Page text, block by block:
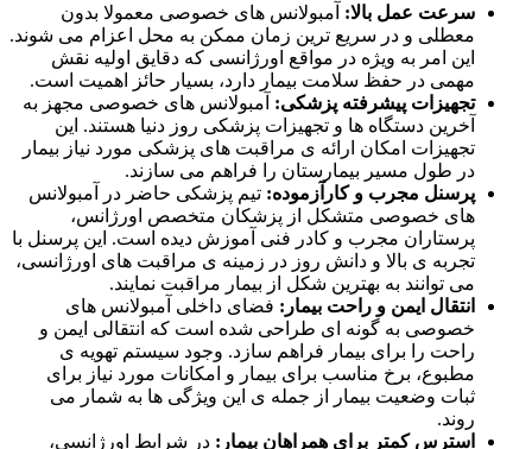
سرعت عمل بالا: آمبولانس های خصوصی معمولا بدون
معطلی و در سریع ترین زمان ممکن به محل اعزام می شوند.
این امر به ویژه در مواقع اورژانسی که دقایق اولیه نقش
مهمی در حفظ سلامت بیمار دارد، بسیار حائز اهمیت است.
تجهیزات پیشرفته پزشکی: آمبولانس های خصوصی مجهز به
آخرین دستگاه ها و تجهیزات پزشکی روز دنیا هستند. این
تجهیزات امکان ارائه ی مراقبت های پزشکی مورد نیاز بیمار
در طول مسیر بیمارستان را فراهم می سازند.
پرسنل مجرب و کارآزموده: تیم پزشکی حاضر در آمبولانس
های خصوصی متشکل از پزشکان متخصص اورژانس،
پرستاران مجرب و کادر فنی آموزش دیده است. این پرسنل با
تجربه ی بالا و دانش روز در زمینه ی مراقبت های اورژانسی،
می توانند به بهترین شکل از بیمار مراقبت نمایند.
انتقال ایمن و راحت بیمار : فضای داخلی آمبولانس های
خصوصی به گونه ای طراحی شده است که انتقالی ایمن و
راحت را برای بیمار فراهم سازد. وجود سیستم تهویه ی
مطبوع، برخ مناسب برای بیمار و امکانات مورد نیاز برای
ثبات وضعیت بیمار از جمله ی این ویژگی ها به شمار می
روند.
استرس کمتر برای همراهان بیمار : در شرایط اورژانسی،